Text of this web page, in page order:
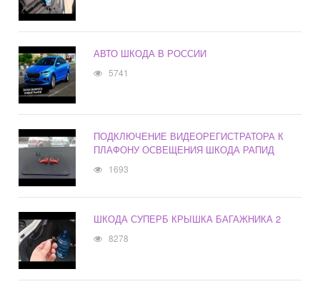
АВТО ШКОДА В РОССИИ
5741
ПОДКЛЮЧЕНИЕ ВИДЕОРЕГИСТРАТОРА К
ПЛАФОНУ ОСВЕЩЕНИЯ ШКОДА РАПИД
1693
ШКОДА СУПЕРБ КРЫШКА БАГАЖНИКА 2
8278